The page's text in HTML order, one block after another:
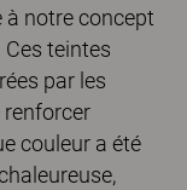
à notre concept
teintes
par les
renforcer
couleur a été